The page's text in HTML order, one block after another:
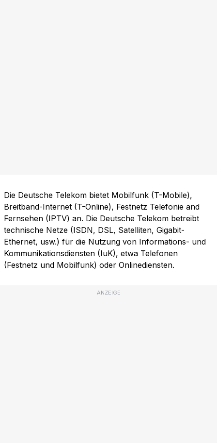
Die Deutsche Telekom bietet Mobilfunk (T-Mobile),
Breitband-Internet (T-Online), Festnetz Telefonie and
Fernsehen (IPTV) an. Die Deutsche Telekom betreibt
technische Netze (ISDN, DSL, Satelliten, Gigabit-
Ethernet, usw.) für die Nutzung von Informations- und
Kommunikationsdiensten (IuK), etwa Telefonen
(Festnetz und Mobilfunk) oder Onlinediensten.
ANZEIGE